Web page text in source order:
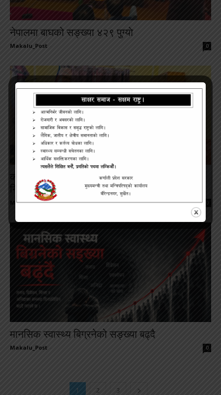
नेपालमा बाघको सङ्ख्या ४२९ पुग्याे
Makalu_Post 0
कर्णालीकाे पाँचाैँ मुख्यमन्त्रीमा नेकपाका नेता शाही
नियुक्त
Makalu_Post - 0
मानसिक स्वास्थ्य बिग्रनेको सङ्ख्या बढ्दै
Makalu_Post 0
1 2 3